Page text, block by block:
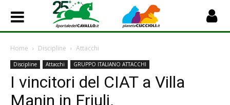
Home Discipline Attacchi
Discipline Attacchi GRUPPO ITALIANO ATTACCHI
I vincitori del CIAT a Villa
Manin in Friuli.